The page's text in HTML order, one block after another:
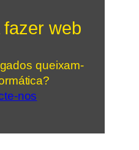
web
queixam-
nos